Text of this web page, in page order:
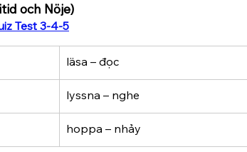
och Nöje)
Test 3-4-5
läsa – đọc
lyssna – nghe
hoppa – nhảy